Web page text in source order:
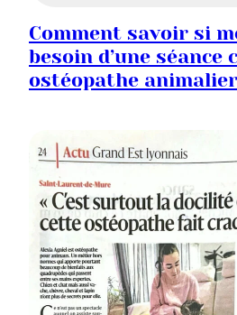
Comment savoir si
besoin d’une séance
ostéopathe